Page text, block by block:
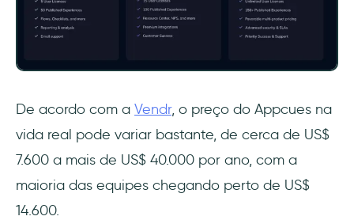
De acordo com a Vendr, o preço do Appcues na
vida real pode variar bastante, de cerca de US$
7.600 a mais de US$ 40.000 por ano, com a
maioria das equipes chegando perto de US$
14.600.